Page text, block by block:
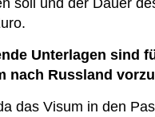
soll und der Dauer
Unterlagen sind
nach Russland
das Visum in den